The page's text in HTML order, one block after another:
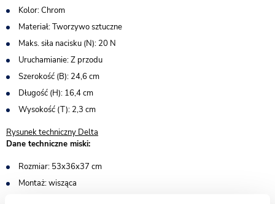
Kolor: Chrom
Materiał: Tworzywo sztuczne
Maks. siła nacisku (N): 20 N
Uruchamianie: Z przodu
Szerokość (B): 24,6 cm
Długość (H): 16,4 cm
Wysokość (T): 2,3 cm
Rysunek techniczny Delta
Dane techniczne miski:
Rozmiar: 53x36x37 cm
Montaż: wisząca